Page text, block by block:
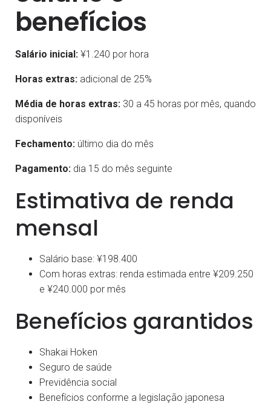
benefícios
Salário inicial: ¥1.240 por hora
Horas extras: adicional de 25%
Média de horas extras: 30 a 45 horas por mês, quando
disponíveis
Fechamento: último dia do mês
Pagamento: dia 15 do mês seguinte
Estimativa de renda
mensal
Salário base: ¥198.400
Com horas extras: renda estimada entre ¥209.250
e ¥240.000 por mês
Benefícios garantidos
Shakai Hoken
Seguro de saúde
Previdência social
Benefícios conforme a legislação japonesa